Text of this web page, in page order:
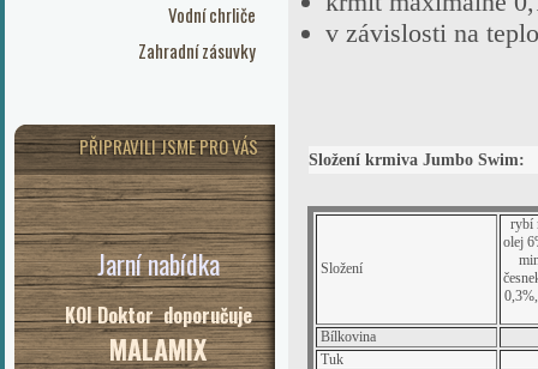
Vodní chrliče
Zahradní zásuvky
PŘIPRAVILI JSME PRO VÁS
Jarní nabídka
KOI Doktor doporučuje
MALAMIX
v závislosti na
Složení krmiva Jumbo Swim:
Složení
rybí
olej
Bílkovina
Tuk